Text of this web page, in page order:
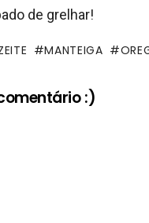
de grelhar!
MANTEIGA
:)